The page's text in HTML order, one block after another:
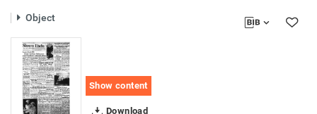
Object
Show content
Download